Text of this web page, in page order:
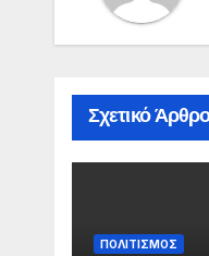
Σχετικό
ΠΟΛΙΤΙΣΜΟΣ